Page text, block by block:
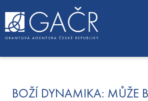
o
BOŽÍ DYNAMIKA: MŮŽE